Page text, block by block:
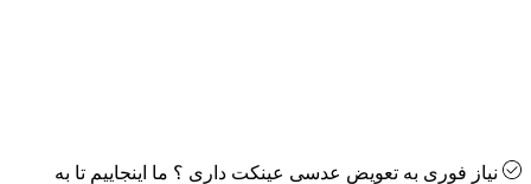
نیاز فوری به تعویض عدسی عینکت داری ؟ ما اینجاییم تا به